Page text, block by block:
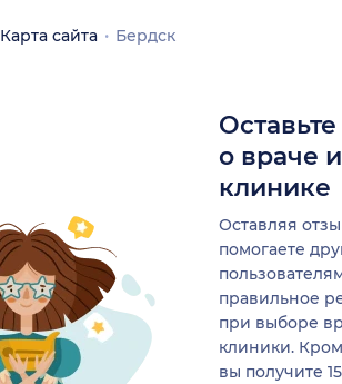
Карта сайта Бердск
о враче
клинике
Оставляя
помогаете
правильное
при выборе
клиники.
вы получите